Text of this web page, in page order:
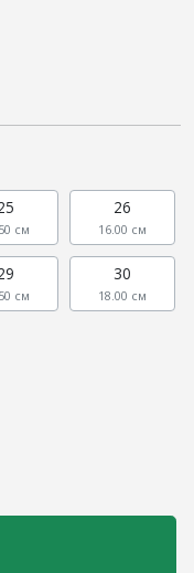
см
26
16.00 см
см
30
18.00 см